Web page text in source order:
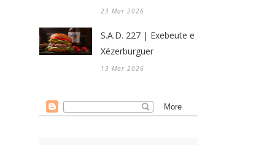
23 Mar 2026
S.A.D. 227 | Exebeute e
Xézerburguer
13 Mar 2026